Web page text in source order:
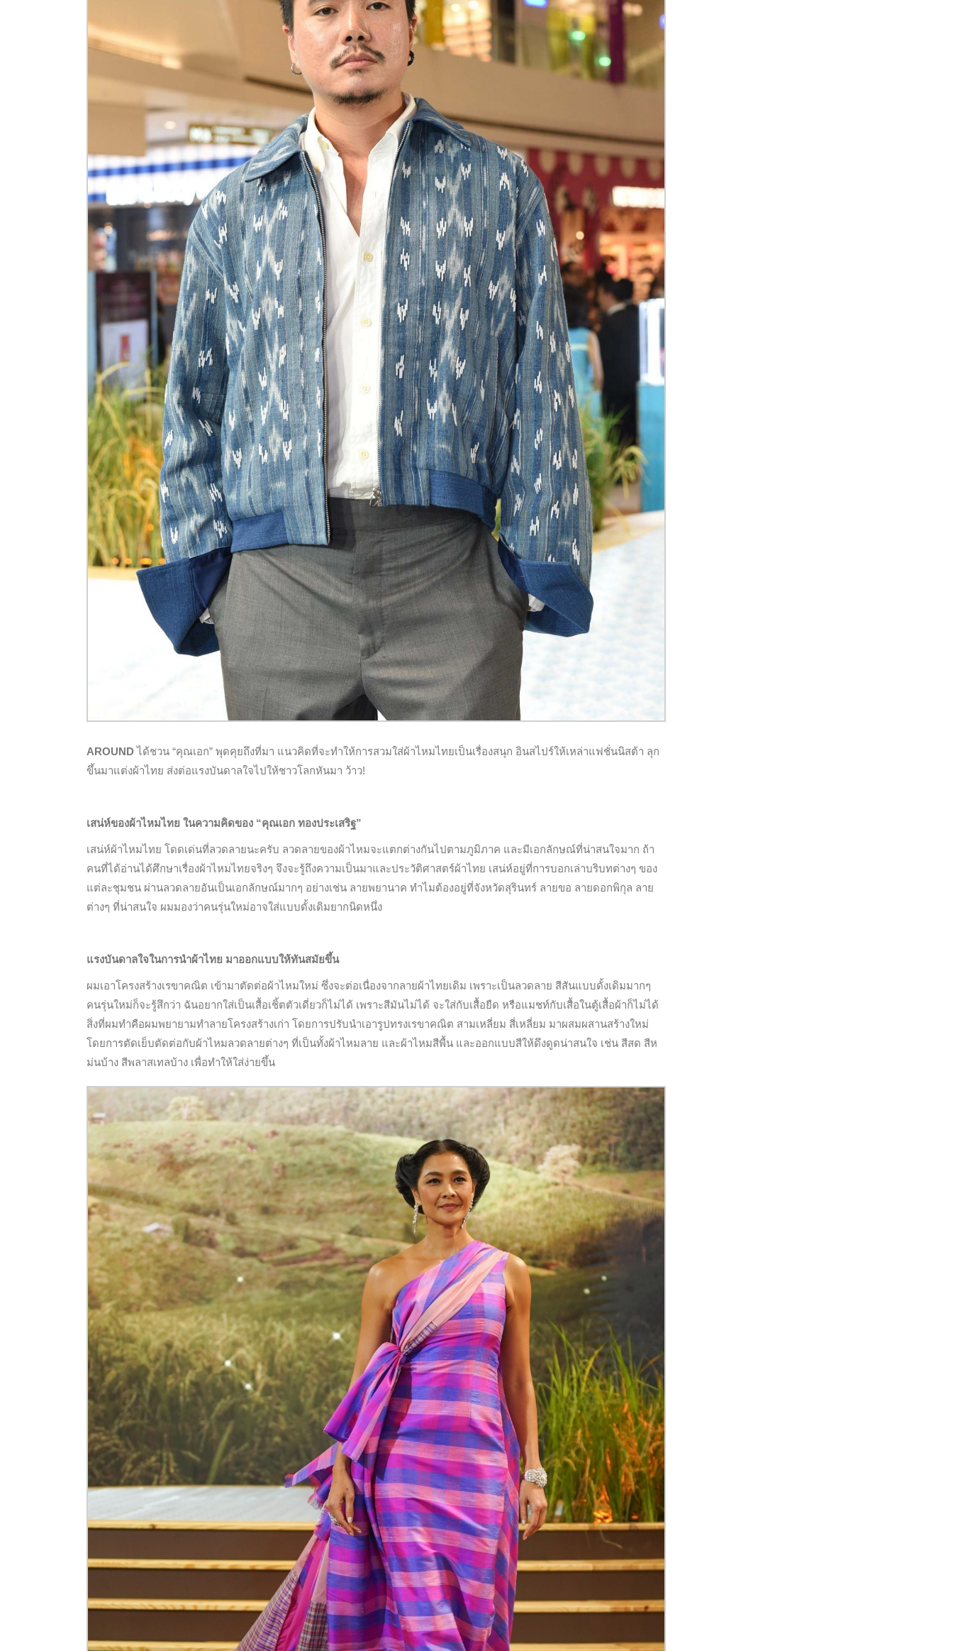
AROUNDได้ชวน “คุณเอก” พุดคุยถึงที่มา แนวคิดที่จะทำให้การสวมใส่ผ้าไหมไทยเป็นเรื่องสนุก อินสไปร์ให้เหล่าแฟชั่นนิสต้า ลุก
ขึ้นมาแต่งผ้าไทย ส่งต่อแรงบันดาลใจไปให้ชาวโลกหันมา ว้าว!
เสน่ห์ของผ้าไหมไทย ในความคิดของ “คุณเอก ทองประเสริฐ”
เสน่ห์ผ้าไหมไทย โดดเด่นที่ลวดลายนะครับ ลวดลายของผ้าไหมจะแตกต่างกันไปตามภูมิภาค และมีเอกลักษณ์ที่น่าสนใจมาก ถ้า
คนที่ได้อ่านได้ศึกษาเรื่องผ้าไหมไทยจริงๆ จึงจะรู้ถึงความเป็นมาและประวัติศาสตร์ผ้าไทย เสน่ห์อยู่ที่การบอกเล่าบริบทต่างๆ ของ
แต่ละชุมชน ผ่านลวดลายอันเป็นเอกลักษณ์มากๆ อย่างเช่น ลายพยานาค ทำไมต้องอยู่ที่จังหวัดสุรินทร์ ลายขอ ลายดอกพิกุล ลาย
ต่างๆ ที่น่าสนใจ ผมมองว่าคนรุ่นใหม่อาจใส่แบบดั้งเดิมยากนิดหนึ่ง
แรงบันดาลใจในการนำผ้าไทย มาออกแบบให้ทันสมัยขึ้น
ผมเอาโครงสร้างเรขาคณิต เข้ามาตัดต่อผ้าไหมใหม่ ซึ่งจะต่อเนื่องจากลายผ้าไทยเดิม เพราะเป็นลวดลาย สีสันแบบดั้งเดิมมากๆ
คนรุ่นใหม่ก็จะรู้สึกว่า ฉันอยากใส่เป็นเสื้อเชิ้ตตัวเดี่ยวก็ไม่ได้ เพราะสีมันไม่ได้ จะใส่กับเสื้อยืด หรือแมชท์กับเสื้อในตู้เสื้อผ้าก็ไม่ได้
สิ่งที่ผมทำคือผมพยายามทำลายโครงสร้างเก่า โดยการปรับนำเอารูปทรงเรขาคณิต สามเหลี่ยม สี่เหลี่ยม มาผสมผสานสร้างใหม่
โดยการตัดเย็บตัดต่อกับผ้าไหมลวดลายต่างๆ ที่เป็นทั้งผ้าไหมลาย และผ้าไหมสีพื้น และออกแบบสีให้ดึงดูดน่าสนใจ เช่น สีสด สีห
ม่นบ้าง สีพลาสเทลบ้าง เพื่อทำให้ใส่ง่ายขึ้น